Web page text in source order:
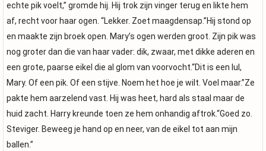
echte pik voelt,” gromde hij. Hij trok zijn vinger terug en likte hem
af, recht voor haar ogen. “Lekker. Zoet maagdensap.”Hij stond op
en maakte zijn broek open. Mary’s ogen werden groot. Zijn pik was
nog groter dan die van haar vader: dik, zwaar, met dikke aderen en
een grote, paarse eikel die al glom van voorvocht.“Dit is een lul,
Mary. Of een pik. Of een stijve. Noem het hoe je wilt. Voel maar.”Ze
pakte hem aarzelend vast. Hij was heet, hard als staal maar de
huid zacht. Harry kreunde toen ze hem onhandig aftrok.“Goed zo.
Steviger. Beweeg je hand op en neer, van de eikel tot aan mijn
ballen.”